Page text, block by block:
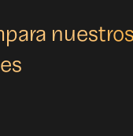
nuestros